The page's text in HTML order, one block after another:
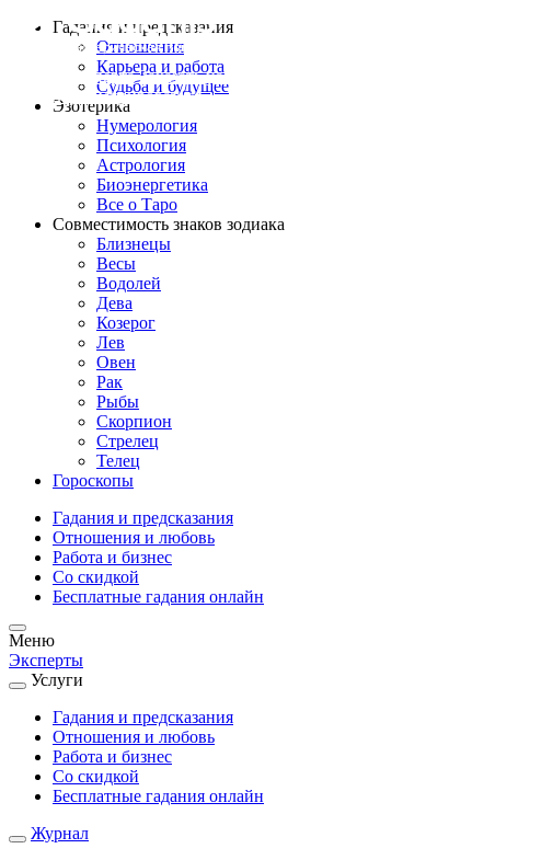
Выбрать эксперта Заказать услугу
Зарегистрироваться
Гадания и предсказания
Отношения
Карьера и работа
Cудьба и будущее
Эзотерика
Нумерология
Психология
Астрология
Биоэнергетика
Все о Таро
Совместимость знаков зодиака
Близнецы
Весы
Водолей
Дева
Козерог
Лев
Овен
Рак
Рыбы
Скорпион
Стрелец
Телец
Гороскопы
Гадания и предсказания
Отношения и любовь
Работа и бизнес
Со скидкой
Бесплатные гадания онлайн
Меню
Эксперты
Услуги
Гадания и предсказания
Отношения и любовь
Работа и бизнес
Со скидкой
Бесплатные гадания онлайн
Журнал